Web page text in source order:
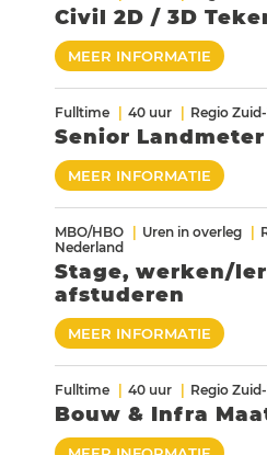
Civil 2D / 3D
MEER INFORMATIE
Fulltime 40 uur Regio
Senior Landmeter
MEER INFORMATIE
MBO/HBO Uren in overleg
Nederland
Stage, werken/
afstuderen
MEER INFORMATIE
Fulltime 40 uur Regio
Bouw & Infra